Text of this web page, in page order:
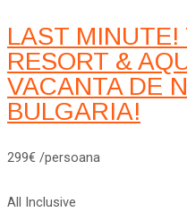
LAST MINUTE!
RESORT &
VACANTA DE
BULGARIA!
299€ /persoana
All Inclusive